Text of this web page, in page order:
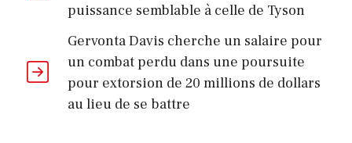
puissance semblable à celle de Tyson
Gervonta Davis cherche un salaire pour
un combat perdu dans une poursuite
pour extorsion de 20 millions de dollars
au lieu de se battre